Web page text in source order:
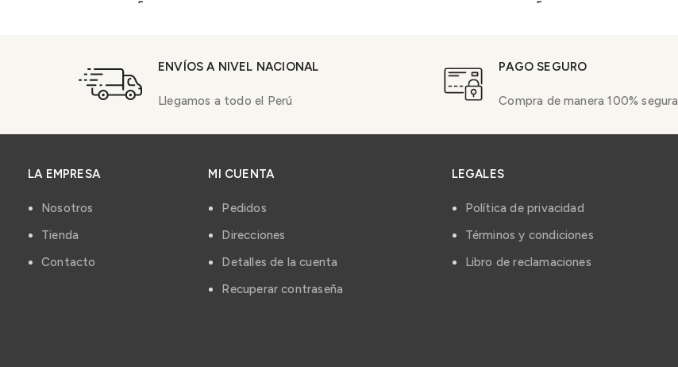
ENVÍOS A NIVEL NACIONAL
Llegamos a todo el Perú
PAGO SEGURO
Compra de manera 100% segura
LA EMPRESA
Nosotros
Tienda
Contacto
MI CUENTA
Pedidos
Direcciones
Detalles de la cuenta
Recuperar contraseña
LEGALES
Política de privacidad
Términos y condiciones
Libro de reclamaciones